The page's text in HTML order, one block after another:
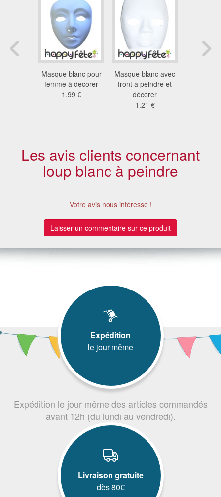
Masque blanc pour
femme à decorer
1.99 €
Masque blanc avec
front a peindre et
décorer
1.21 €
Les avis clients concernant
loup blanc à peindre
Votre avis nous intéresse !
Laisser un commentaire sur ce produit
Expédition
le jour même
Expédition le jour même des articles commandés
avant 12h (du lundi au vendredi).
Livraison gratuite
dès 80€